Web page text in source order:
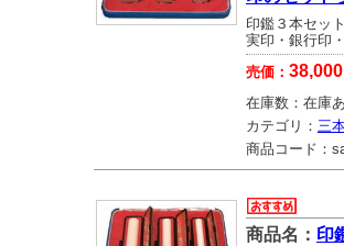
印鑑３本セッ
実印・銀行印
売価： 38,000
在庫数： 在庫
カテゴリ： 三
商品コード：
商品名： 印